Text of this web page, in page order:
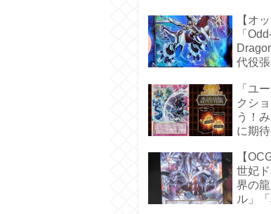
【オ
「
代役
「ユ
クシ
う！
に期
【
世妃
界の
ル」